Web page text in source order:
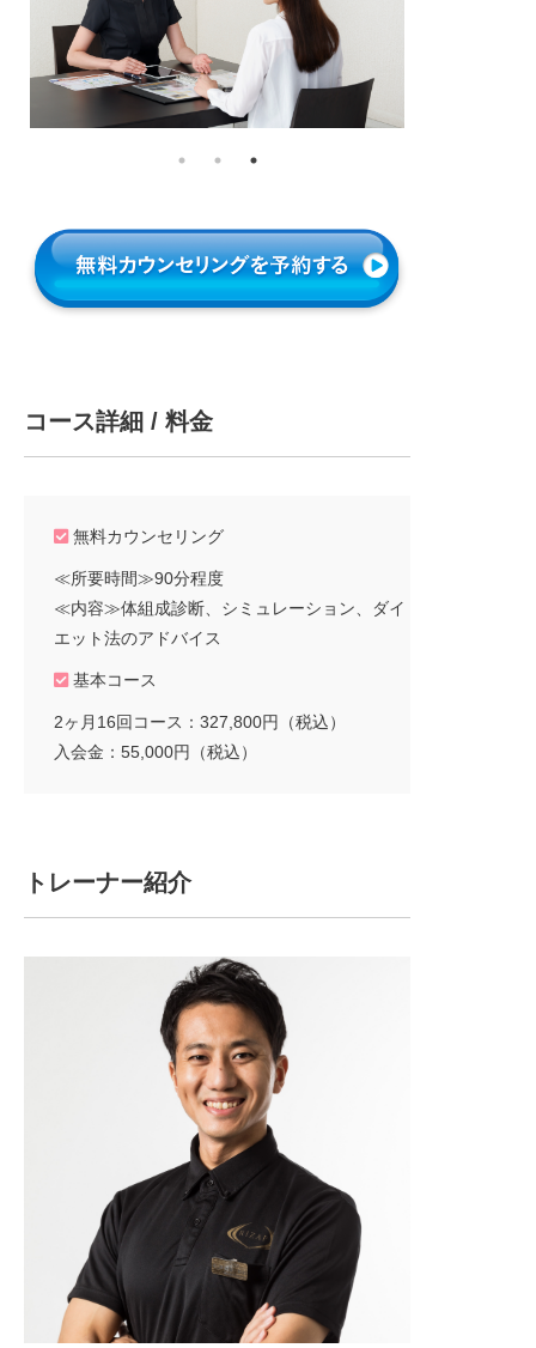
コース詳細 / 料金
無料カウンセリング
≪所要時間≫90分程度
≪内容≫体組成診断、シミュレーション、ダイ
エット法のアドバイス
基本コース
2ヶ月16回コース：327,800円（税込）
入会金：55,000円（税込）
トレーナー紹介